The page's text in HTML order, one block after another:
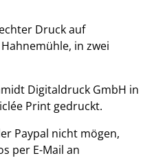
Druck auf
in zwei
Digitaldruck GmbH in
Print gedruckt.
Paypal nicht mögen,
per E-Mail an